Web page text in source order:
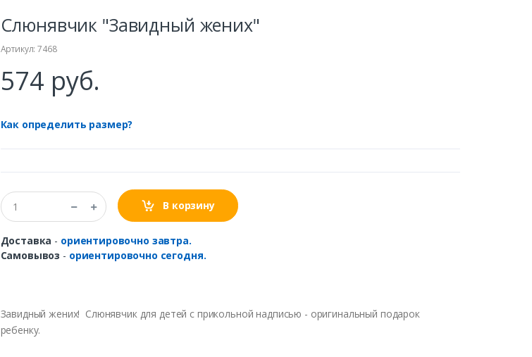
Слюнявчик "Завидный жених"
Артикул: 7468
574 руб.
Как определить размер?
В корзину
Доставка - ориентировочно завтра.
Самовывоз - ориентировочно сегодня.
Завидный жених! Слюнявчик для детей с прикольной надписью - оригинальный подарок
ребенку.